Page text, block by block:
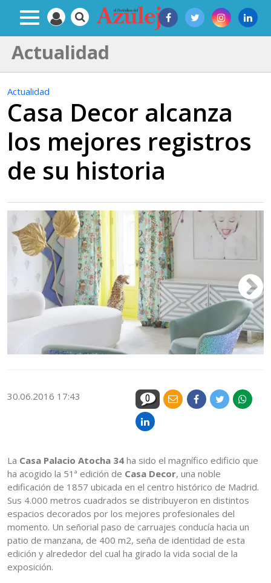
Actualidad
Actualidad
Casa Decor alcanza
los mejores registros
de su historia
30.06.2016 17:43 0
La Casa Palacio Atocha 34 ha sido el magnífico edificio que
ha acogido la 51ª edición de Casa Decor, una noble
edificación de 1857 ubicada en el centro histórico de Madrid.
Sus 4.000 metros cuadrados se distribuyeron en distintos
espacios decorados por los mejores profesionales del
momento. Un señorial paso de carruajes conducía hacia un
patio de manzana, de 400 m2, seña de identidad de esta
edición y alrededor del cual ha girado la vida social de la
exposición.